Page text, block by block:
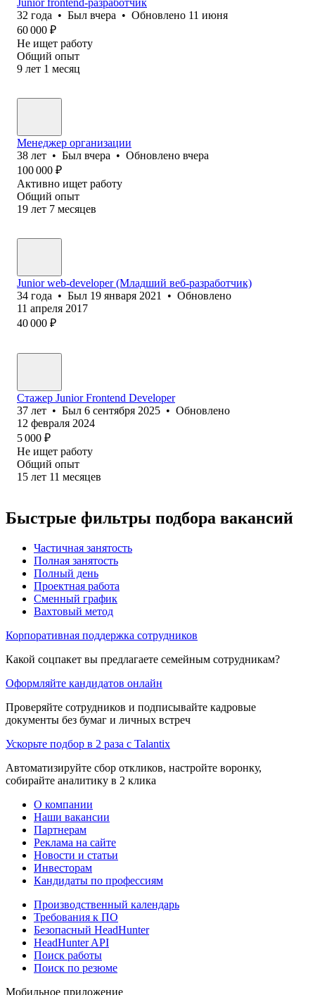
32 года • Был вчера • Обновлено 11 июня
60 000 ₽
Не ищет работу
Общий опыт
9 лет 1 месяц
Менеджер организации
38 лет • Был вчера • Обновлено вчера
100 000 ₽
Активно ищет работу
Общий опыт
19 лет 7 месяцев
Junior web-developer (Младший веб-разработчик)
34 года • Был 19 января 2021 • Обновлено
11 апреля 2017
40 000 ₽
Стажер Junior Frontend Developer
37 лет • Был 6 сентября 2025 • Обновлено
12 февраля 2024
5 000 ₽
Не ищет работу
Общий опыт
15 лет 11 месяцев
Быстрые фильтры подбора вакансий
Частичная занятость
Полная занятость
Полный день
Проектная работа
Сменный график
Вахтовый метод
Корпоративная поддержка сотрудников
Какой соцпакет вы предлагаете семейным сотрудникам?
Оформляйте кандидатов онлайн
Проверяйте сотрудников и подписывайте кадровые
документы без бумаг и личных встреч
Ускорьте подбор в 2 раза с Talantix
Автоматизируйте сбор откликов, настройте воронку,
собирайте аналитику в 2 клика
О компании
Наши вакансии
Партнерам
Реклама на сайте
Новости и статьи
Инвесторам
Кандидаты по профессиям
Производственный календарь
Требования к ПО
Безопасный HeadHunter
HeadHunter API
Поиск работы
Поиск по резюме
Мобильное приложение